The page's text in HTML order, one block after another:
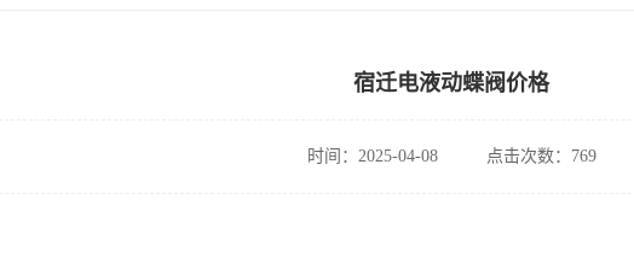
宿迁电液动蝶阀价格
时间：2025-04-08 点击次数：769